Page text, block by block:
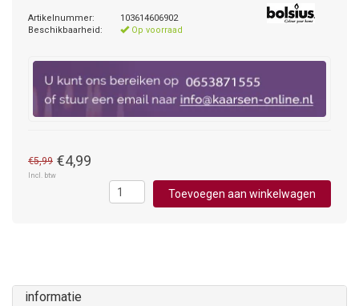
Artikelnummer:
103614606902
Beschikbaarheid:
Op voorraad
€5,99 €4,99
Incl. btw
Toevoegen aan winkelwagen
informatie